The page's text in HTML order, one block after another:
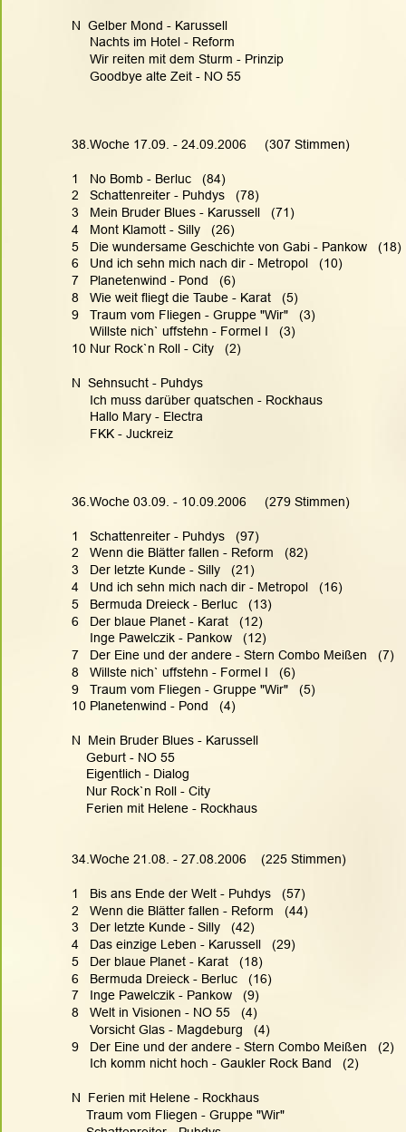
N  Gelber Mond - Karussell
     Nachts im Hotel - Reform
     Wir reiten mit dem Sturm - Prinzip
     Goodbye alte Zeit - NO 55
38.Woche 17.09. - 24.09.2006     (307 Stimmen)
1   No Bomb - Berluc   (84)
2   Schattenreiter - Puhdys   (78)
3   Mein Bruder Blues - Karussell   (71)
4   Mont Klamott - Silly   (26)
5   Die wundersame Geschichte von Gabi - Pankow   (18)
6   Und ich sehn mich nach dir - Metropol   (10)
7   Planetenwind - Pond   (6)
8   Wie weit fliegt die Taube - Karat   (5)
9   Traum vom Fliegen - Gruppe "Wir"   (3)
     Willste nich` uffstehn - Formel I   (3)
10 Nur Rock`n Roll - City   (2)
N  Sehnsucht - Puhdys
     Ich muss darüber quatschen - Rockhaus
     Hallo Mary - Electra
     FKK - Juckreiz
36.Woche 03.09. - 10.09.2006     (279 Stimmen)
1   Schattenreiter - Puhdys   (97)
2   Wenn die Blätter fallen - Reform   (82)
3   Der letzte Kunde - Silly   (21)
4   Und ich sehn mich nach dir - Metropol   (16)
5   Bermuda Dreieck - Berluc   (13)
6   Der blaue Planet - Karat   (12)
     Inge Pawelczik - Pankow   (12)
7   Der Eine und der andere - Stern Combo Meißen   (7)
8   Willste nich` uffstehn - Formel I   (6)
9   Traum vom Fliegen - Gruppe "Wir"   (5)
10 Planetenwind - Pond   (4)
N  Mein Bruder Blues - Karussell
    Geburt - NO 55
    Eigentlich - Dialog
    Nur Rock`n Roll - City
    Ferien mit Helene - Rockhaus
34.Woche 21.08. - 27.08.2006    (225 Stimmen)
1   Bis ans Ende der Welt - Puhdys   (57)
2   Wenn die Blätter fallen - Reform   (44)
3   Der letzte Kunde - Silly   (42)
4   Das einzige Leben - Karussell   (29)
5   Der blaue Planet - Karat   (18)
6   Bermuda Dreieck - Berluc   (16)
7   Inge Pawelczik - Pankow   (9)
8   Welt in Visionen - NO 55   (4)
     Vorsicht Glas - Magdeburg   (4)
9   Der Eine und der andere - Stern Combo Meißen   (2)
     Ich komm nicht hoch - Gaukler Rock Band   (2)
N  Ferien mit Helene - Rockhaus
    Traum vom Fliegen - Gruppe "Wir"